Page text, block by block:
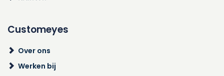
Customeyes
Over ons
Werken bij